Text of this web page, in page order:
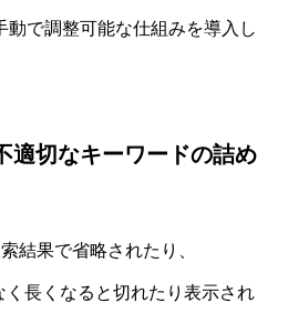
動で調整可能な仕組みを導入し
適切なキーワードの詰め
結果で省略されたり、
長くなると切れたり表示され